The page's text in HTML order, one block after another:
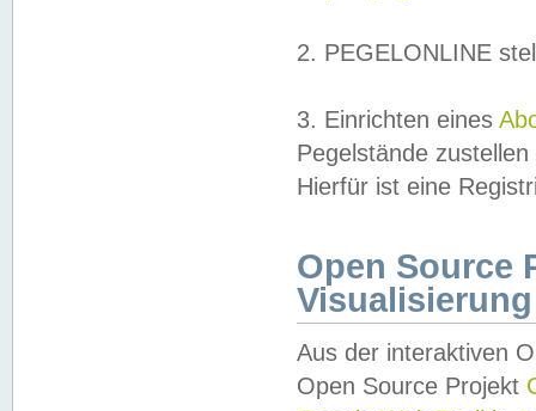
2. PEGELONLINE
3. Einrichten eines
Pegelstände
Hierfür ist eine
Open Source
Visualisierung
Aus der interaktiven
Open Source Projekt